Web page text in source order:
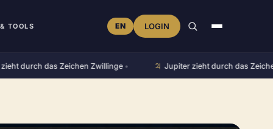
TOOLS EN LOGIN
das Zeichen Zwillinge• Jupiter zieht durch das Zeichen